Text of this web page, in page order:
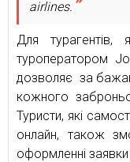
airlines.
Для турагентів,
туроператором
дозволяє за
кожного
Туристи, які
онлайн, також
оформленні заявки